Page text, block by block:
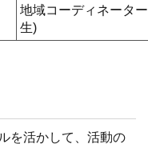
地域コーディネータ
生)
を活かして、活動の